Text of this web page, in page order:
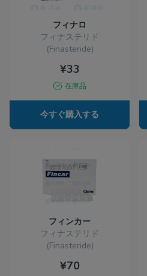
フィナロ
フィナステリド
(Finasteride)
¥33
在庫品
今すぐ購入する
フィンカー
フィナステリド
(Finasteride)
¥70